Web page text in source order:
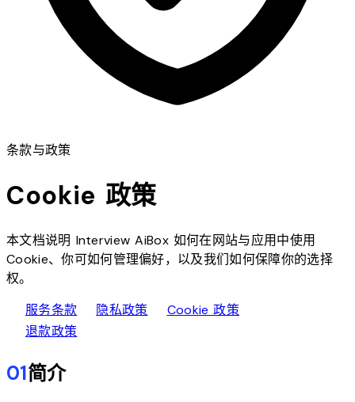
条款与政策
Cookie 政策
本文档说明 Interview AiBox 如何在网站与应用中使用
Cookie、你可如何管理偏好，以及我们如何保障你的选择
权。
服务条款lock隐私政策cookieCookie 政策
退款政策
01简介